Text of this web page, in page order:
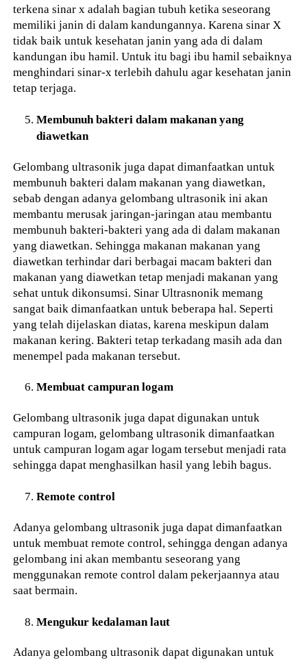
terkena sinar x adalah bagian tubuh ketika seseorang
memiliki janin di dalam kandungannya. Karena sinar X
tidak baik untuk kesehatan janin yang ada di dalam
kandungan ibu hamil. Untuk itu bagi ibu hamil sebaiknya
menghindari sinar-x terlebih dahulu agar kesehatan janin
tetap terjaga.
Membunuh bakteri dalam makanan yang
diawetkan
Gelombang ultrasonik juga dapat dimanfaatkan untuk
membunuh bakteri dalam makanan yang diawetkan,
sebab dengan adanya gelombang ultrasonik ini akan
membantu merusak jaringan-jaringan atau membantu
membunuh bakteri-bakteri yang ada di dalam makanan
yang diawetkan. Sehingga makanan makanan yang
diawetkan terhindar dari berbagai macam bakteri dan
makanan yang diawetkan tetap menjadi makanan yang
sehat untuk dikonsumsi. Sinar Ultrasnonik memang
sangat baik dimanfaatkan untuk beberapa hal. Seperti
yang telah dijelaskan diatas, karena meskipun dalam
makanan kering. Bakteri tetap terkadang masih ada dan
menempel pada makanan tersebut.
Membuat campuran logam
Gelombang ultrasonik juga dapat digunakan untuk
campuran logam, gelombang ultrasonik dimanfaatkan
untuk campuran logam agar logam tersebut menjadi rata
sehingga dapat menghasilkan hasil yang lebih bagus.
Remote control
Adanya gelombang ultrasonik juga dapat dimanfaatkan
untuk membuat remote control, sehingga dengan adanya
gelombang ini akan membantu seseorang yang
menggunakan remote control dalam pekerjaannya atau
saat bermain.
Mengukur kedalaman laut
Adanya gelombang ultrasonik dapat digunakan untuk